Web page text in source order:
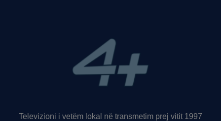
Televizioni i vetëm lokal në transmetim prej vitit 1997